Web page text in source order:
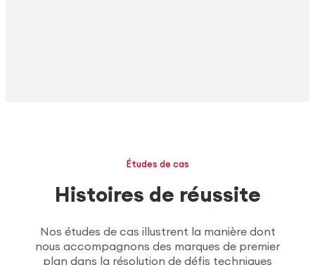
Études de cas
Histoires de réussite
Nos études de cas illustrent la manière dont
nous accompagnons des marques de premier
plan dans la résolution de défis techniques